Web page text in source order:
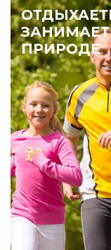
ПРИРОДЕ